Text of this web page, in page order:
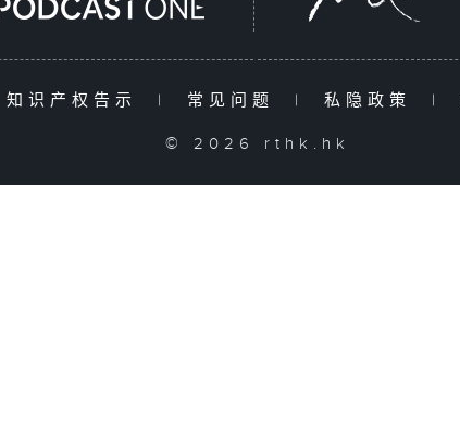
知识产权告示 | 常见问题 | 私隐政策 |
© 2026 rthk.hk